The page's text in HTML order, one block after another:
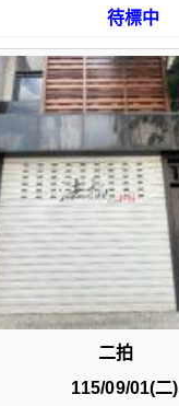
待標中
二拍
115/09/01(二)